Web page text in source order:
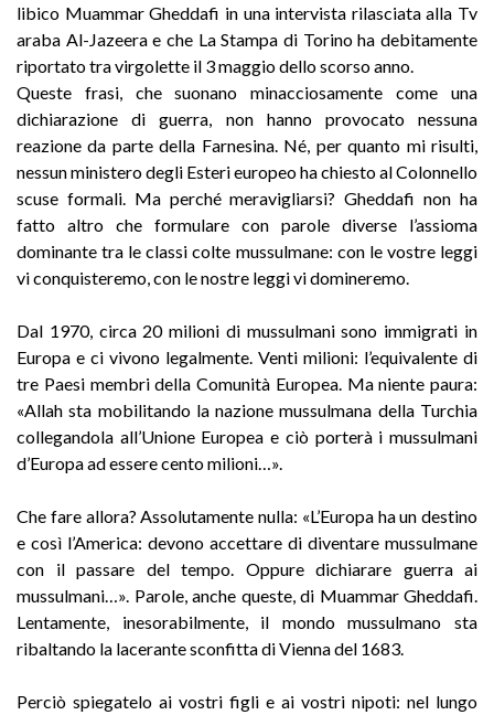
libico Muammar Gheddafi in una intervista rilasciata alla Tv
araba Al-Jazeera e che La Stampa di Torino ha debitamente
riportato tra virgolette il 3 maggio dello scorso anno.
Queste frasi, che suonano minacciosamente come una
dichiarazione di guerra, non hanno provocato nessuna
reazione da parte della Farnesina. Né, per quanto mi risulti,
nessun ministero degli Esteri europeo ha chiesto al Colonnello
scuse formali. Ma perché meravigliarsi? Gheddafi non ha
fatto altro che formulare con parole diverse l’assioma
dominante tra le classi colte mussulmane: con le vostre leggi
vi conquisteremo, con le nostre leggi vi domineremo.
Dal 1970, circa 20 milioni di mussulmani sono immigrati in
Europa e ci vivono legalmente. Venti milioni: l’equivalente di
tre Paesi membri della Comunità Europea. Ma niente paura:
«Allah sta mobilitando la nazione mussulmana della Turchia
collegandola all’Unione Europea e ciò porterà i mussulmani
d’Europa ad essere cento milioni…».
Che fare allora? Assolutamente nulla: «L’Europa ha un destino
e così l’America: devono accettare di diventare mussulmane
con il passare del tempo. Oppure dichiarare guerra ai
mussulmani…». Parole, anche queste, di Muammar Gheddafi.
Lentamente, inesorabilmente, il mondo mussulmano sta
ribaltando la lacerante sconfitta di Vienna del 1683.
Perciò spiegatelo ai vostri figli e ai vostri nipoti: nel lungo